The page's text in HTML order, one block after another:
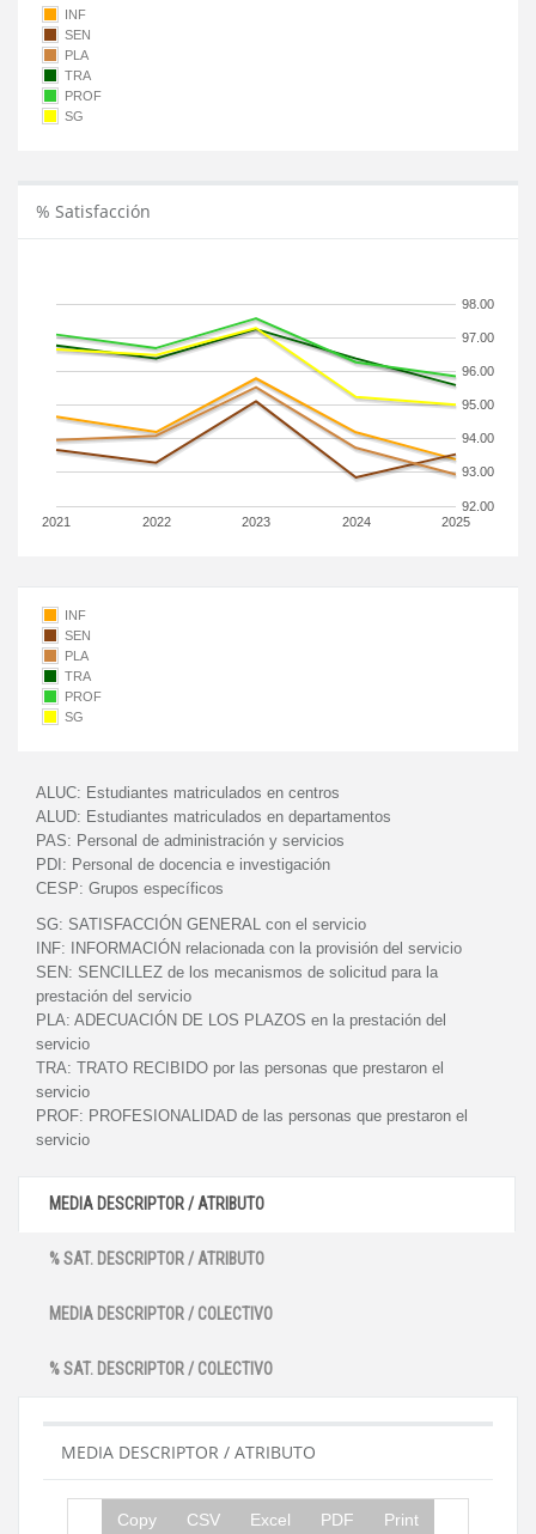
INF
SEN
PLA
TRA
PROF
SG
% Satisfacción
2021 2022 2023 2024 2025
92.00
93.00
94.00
95.00
96.00
97.00
98.00
INF
SEN
PLA
TRA
PROF
SG
ALUC: Estudiantes matriculados en centros
ALUD: Estudiantes matriculados en departamentos
PAS: Personal de administración y servicios
PDI: Personal de docencia e investigación
CESP: Grupos específicos
SG: SATISFACCIÓN GENERAL con el servicio
INF:
INFORMACIÓN relacionada con la provisión del servicio
SEN: SENCILLEZ de los mecanismos de solicitud para la
prestación del servicio
PLA: ADECUACIÓN DE LOS PLAZOS en la prestación del
servicio
TRA: TRATO RECIBIDO por las personas que prestaron el
servicio
PROF: PROFESIONALIDAD de las personas que prestaron el
servicio
MEDIA DESCRIPTOR / ATRIBUTO
% SAT. DESCRIPTOR / ATRIBUTO
MEDIA DESCRIPTOR / COLECTIVO
% SAT. DESCRIPTOR / COLECTIVO
MEDIA DESCRIPTOR / ATRIBUTO
Copy CSV Excel PDF Print